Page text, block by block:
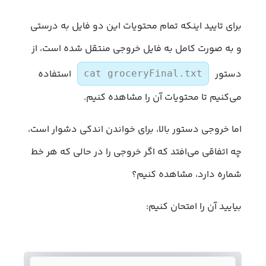
برای تایید اینکه تمام محتویات این دو فایل به درستی
و به صورت کامل به فایل خروجی منتقل شده است، از
دستور
cat groceryFinal.txt
استفاده
می‌کنیم تا محتویات آن را مشاهده کنیم.
اما خروجی دستور بالا، برای خواندن اندکی دشوار است،
چه اتفاقی می‌افتد که اگر خروجی را در حالی که هر خط
شماره دارد، مشاهده کنیم؟
بیایید آن را امتحان کنیم: